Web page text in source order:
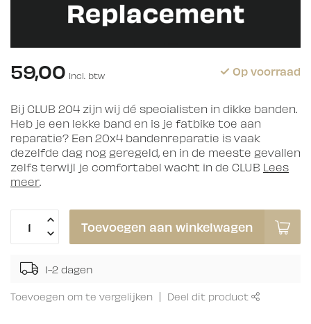
59,00 Incl. btw Op voorraad
Bij CLUB 204 zijn wij dé specialisten in dikke banden.
Heb je een lekke band en is je fatbike toe aan
reparatie? Een 20x4 bandenreparatie is vaak
dezelfde dag nog geregeld, en in de meeste gevallen
zelfs terwijl je comfortabel wacht in de CLUB Lees
meer.
Toevoegen aan winkelwagen
1-2 dagen
Toevoegen om te vergelijken Deel dit product